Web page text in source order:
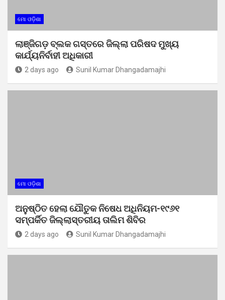
ମୋ ଓଡ଼ିଶା
ଲାଞ୍ଜିଗଡ଼ ବ୍ଲକ ଗସ୍ତରେ ଜିଲ୍ଲା ପରିଷଦ ମୁଖ୍ୟ
କାର୍ଯ୍ୟନିର୍ବାହୀ ଅଧିକାରୀ
2 days ago Sunil Kumar Dhangadamajhi
ମୋ ଓଡ଼ିଶା
ଅନୁଷ୍ଠିତ ହେଲା ଯୌତୁକ ନିଷେଧ ଅଧିନିୟମ-୧୯୬୧
ସମ୍ପର୍କିତ ଜିଲ୍ଲାସ୍ତରୀୟ ତାଲିମ ଶିବିର
2 days ago Sunil Kumar Dhangadamajhi